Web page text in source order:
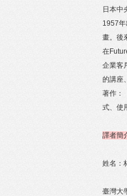
日本中
1957
畫。後
在
企業客
的講座
著作：
式、使
譯者簡
姓名：
臺灣大